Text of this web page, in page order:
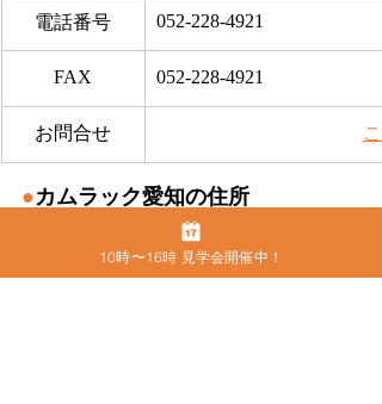
電話番号 052-228-4921
FAX 052-228-4921
お問合せ
●カムラック愛知の住所
〒460-0013　名古屋市中区上前津2-9-16
ビラ三秀205号室10時〜16時 見学会開催中！